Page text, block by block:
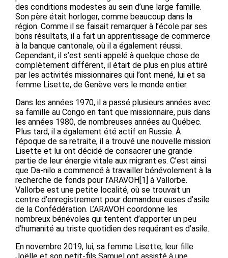
des conditions modestes au sein d’une large famille.
Son père était horloger, comme beaucoup dans la
région. Comme il se faisait remarquer à l’école par ses
bons résultats, il a fait un apprentissage de commerce
à la banque cantonale, où il a également réussi.
Cependant, il s’est senti appelé à quelque chose de
complètement différent, il était de plus en plus attiré
par les activités missionnaires qui l’ont mené, lui et sa
femme Lisette, de Genève vers le monde entier.
Dans les années 1970, il a passé plusieurs années avec
sa famille au Congo en tant que missionnaire, puis dans
les années 1980, de nombreuses années au Québec.
Plus tard, il a également été actif en Russie. À
l’époque de sa retraite, il a trouvé une nouvelle mission:
Lisette et lui ont décidé de consacrer une grande
partie de leur énergie vitale aux migrant·es. C’est ainsi
que Da-nilo a commencé à travailler bénévolement à la
recherche de fonds pour l’ARAVOH[1] à Vallorbe.
Vallorbe est une petite localité, où se trouvait un
centre d’enregistrement pour demandeur·euses d’asile
de la Confédération. L’ARAVOH coordonne les
nombreux bénévoles qui tentent d’apporter un peu
d’humanité au triste quotidien des requérant·es d’asile.
En novembre 2019, lui, sa femme Lisette, leur fille